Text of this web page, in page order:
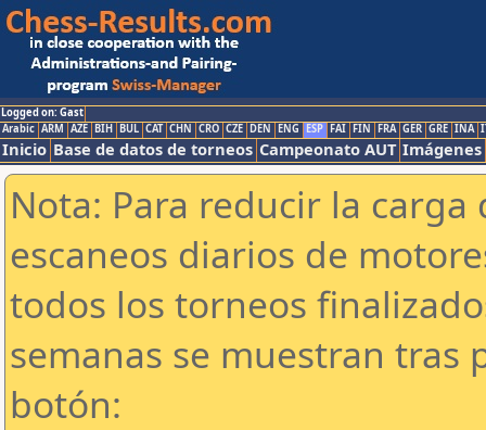
Logged on: Gast
Arabic ARM AZE BIH BUL CAT CHN CRO CZE DEN ENG ESP FAI FIN FRA GER GRE INA
Inicio Base de datos de torneos Campeonato AUT Imágenes
Nota: Para reducir la
escaneos diarios de
todos los torneos
semanas se muestran tras
botón: